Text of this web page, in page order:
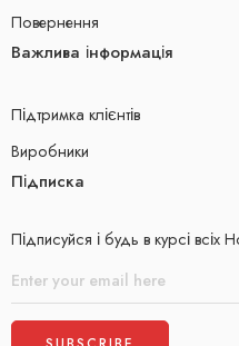
Повернення
Важлива інформація
Підтримка клієнтів
Виробники
Підписка
Підписуйся і будь в курсі